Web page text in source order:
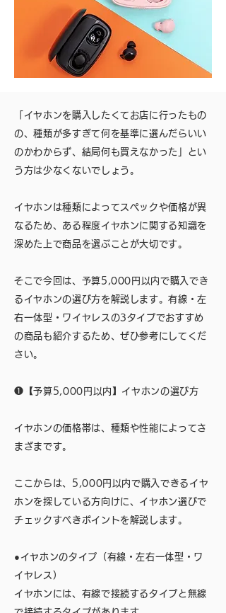
「イヤホンを購入したくてお店に行ったもの
の、種類が多すぎて何を基準に選んだらいい
のかわからず、結局何も買えなかった」とい
う方は少なくないでしょう。
イヤホンは種類によってスペックや価格が異
なるため、ある程度イヤホンに関する知識を
深めた上で商品を選ぶことが大切です。
そこで今回は、予算5,000円以内で購入でき
るイヤホンの選び方を解説します。有線・左
右一体型・ワイヤレスの3タイプでおすすめ
の商品も紹介するため、ぜひ参考にしてくだ
さい。
❶【予算5,000円以内】イヤホンの選び方
イヤホンの価格帯は、種類や性能によってさ
まざまです。
ここからは、5,000円以内で購入できるイヤ
ホンを探している方向けに、イヤホン選びで
チェックすべきポイントを解説します。
●イヤホンのタイプ（有線・左右一体型・ワ
イヤレス）
イヤホンには、有線で接続するタイプと無線